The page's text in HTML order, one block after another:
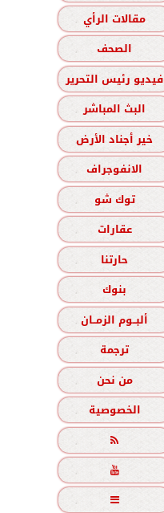
مقالات الرأي
الصحف
فيديو رئيس التحرير
البث المباشر
خير أجناد الأرض
الانفوجراف
توك شو
عقارات
حارتنا
بنوك
ألبــوم الزمــان
ترجمة
من نحن
الخصوصية


